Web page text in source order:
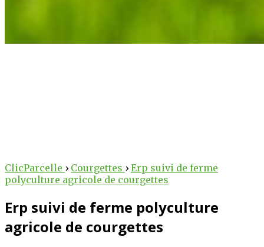
service des
!
des outils intelligents
au numérique.
nos solutions
ClicParcelle › Courgettes › Erp suivi de ferme
polyculture agricole de courgettes
Erp suivi de ferme polyculture
agricole de courgettes